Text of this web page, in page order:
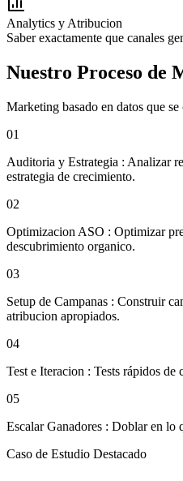
Analytics y Atribucion
Saber exactamente que canales
Nuestro Proceso de
Marketing basado en datos que
01
Auditoria y Estrategia : Analizar
estrategia de crecimiento.
02
Optimizacion ASO : Optimizar
descubrimiento organico.
03
Setup de Campanas : Construir
atribucion apropiados.
04
Test e Iteracion : Tests rápidos de
05
Escalar Ganadores : Doblar en lo
Caso de Estudio Destacado